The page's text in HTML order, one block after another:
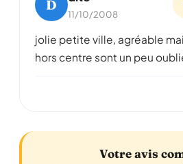
D
11/10/2008
jolie petite ville, agréable
hors centre sont un peu
Votre avis